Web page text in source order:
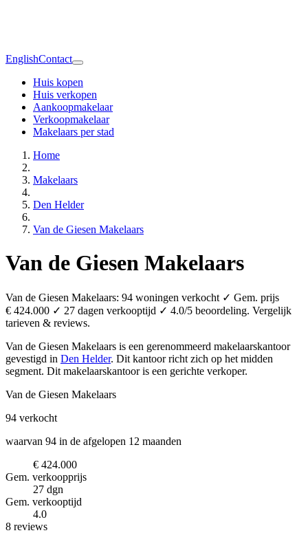
EnglishContact
Huis kopen
Huis verkopen
Aankoopmakelaar
Verkoopmakelaar
Makelaars per stad
Home
Makelaars
Den Helder
Van de Giesen Makelaars
Van de Giesen Makelaars
Van de Giesen Makelaars: 94 woningen verkocht ✓ Gem. prijs
€ 424.000 ✓ 27 dagen verkooptijd ✓ 4.0/5 beoordeling. Vergelijk
tarieven & reviews.
Van de Giesen Makelaars is een gerenommeerd makelaarskantoor
gevestigd in Den Helder. Dit kantoor richt zich op het midden
segment. Dit makelaarskantoor is een gerichte verkoper.
Van de Giesen Makelaars
94 verkocht
waarvan 94 in de afgelopen 12 maanden
€ 424.000
Gem. verkoopprijs
27 dgn
Gem. verkooptijd
4.0
8 reviews